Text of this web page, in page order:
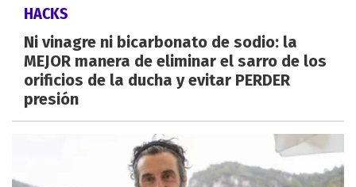
HACKS
Ni vinagre ni bicarbonato de sodio: la
MEJOR manera de eliminar el sarro de los
orificios de la ducha y evitar PERDER
presión